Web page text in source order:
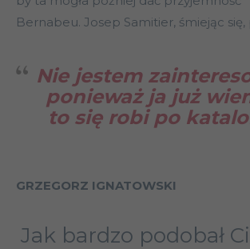
Bernabeu. Josep Samitier, śmiejąc się,
Nie jestem
ponieważ ja już
to się robi po
GRZEGORZ IGNATOWSKI
Jak bardzo podobał